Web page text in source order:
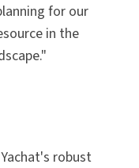
for our
in the
"
robust